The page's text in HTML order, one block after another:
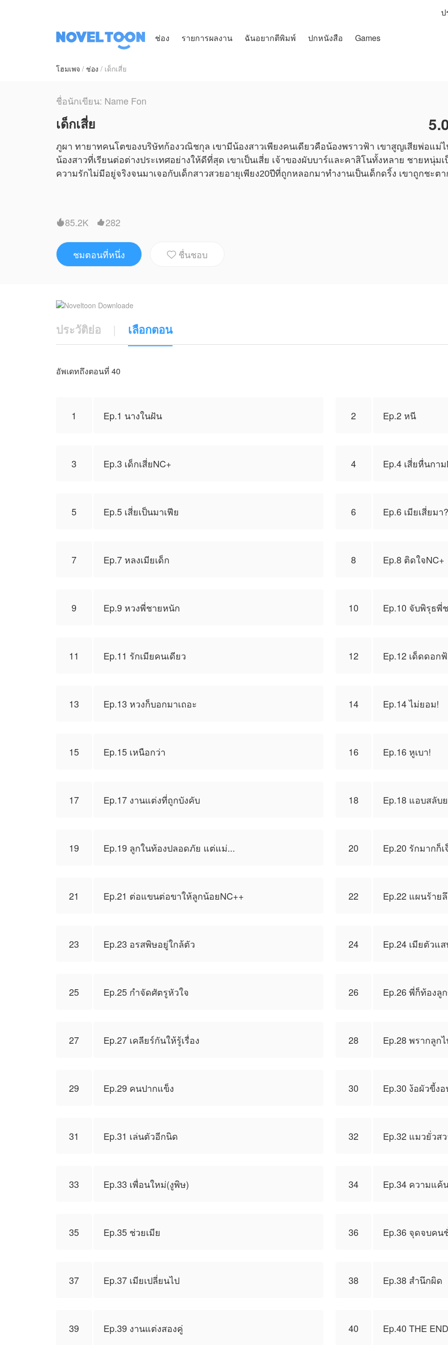
ป
ช่อง รายการผลงาน ฉันอยากตีพิมพ์ ปกหนังสือ Games
โฮมเพจ ช่อง เด็กเสี่ย
ชื่อนักเขียน: Name Fon
เด็กเสี่ย
ภูผา ทายาทคนโตของบริษัทก้องวณิชกุล เขามีน้องสาวเพียงคนเดียวคือน้องพราวฟ้า เขาสูญเสียพ่อแม่
น้องสาวที่เรียนต่อต่างประเทศอย่างให้ดีที่สุด เขาเป็นเสี่ย เจ้าของผับบาร์และคาสิโนทั้งหลาย ชายหนุ่ม
ความรักไม่มีอยู่จริงจนมาเจอกับเด็กสาวสวยอายุเพียง20ปีที่ถูกหลอกมาทำงานเป็นเด็กดริ้ง เขาถูกชะต
85.2K 282
ชมตอนที่หนึ่ง  ชื่นชอบ
ประวัติย่อ | เลือกตอน
อัพเดทถึงตอนที่ 40
1 Ep.1 นางในฝัน 2 Ep.2 หนี
3 Ep.3 เด็กเสี่ยNC+ 4 Ep.4 เสี่ยหื่นกา
5 Ep.5 เสี่ยเป็นมาเฟีย 6 Ep.6 เมียเสี่ยมา
7 Ep.7 หลงเมียเด็ก 8 Ep.8 ติดใจNC+
9 Ep.9 หวงพี่ชายหนัก 10 Ep.10 จับพิรุธพี่
11 Ep.11 รักเมียคนเดียว 12 Ep.12 เด็ดดอก
13 Ep.13 หวงก็บอกมาเถอะ 14 Ep.14 ไม่ยอม!
15 Ep.15 เหนือกว่า 16 Ep.16 หูเบา!
17 Ep.17 งานแต่งที่ถูกบังคับ 18 Ep.18 แอบสลับ
19 Ep.19 ลูกในท้องปลอดภัย แต่แม่... 20 Ep.20 รักมากก็
21 Ep.21 ต่อแขนต่อขาให้ลูกน้อยNC++ 22 Ep.22 แผนร้าย
23 Ep.23 อรสพิษอยู่ใกล้ตัว 24 Ep.24 เมียตัวแ
25 Ep.25 กำจัดศัตรูหัวใจ 26 Ep.26 พี่ก็ท้องลู
27 Ep.27 เคลียร์กันให้รู้เรื่อง 28 Ep.28 พรากลูก
29 Ep.29 คนปากแข็ง 30 Ep.30 ง้อผัวขี้ง
31 Ep.31 เล่นตัวอีกนิด 32 Ep.32 แมวยั่วส
33 Ep.33 เพื่อนใหม่(งูพิษ) 34 Ep.34 ความแค้
35 Ep.35 ช่วยเมีย 36 Ep.36 จุดจบคน
37 Ep.37 เมียเปลี่ยนไป 38 Ep.38 สำนึกผิด
39 Ep.39 งานแต่งสองคู่ 40 Ep.40 THE END